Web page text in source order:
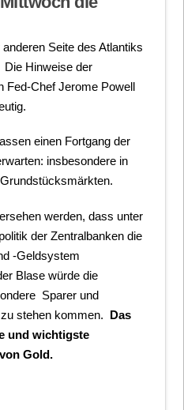
Seite des Atlantiks
Hinweise der
Fed-Chef Jerome Powell
einen Fortgang der
insbesondere in
werden, dass unter
der Zentralbanken die
-Geldsystem
Blase würde die
Sparer und
stehen kommen. Das
und wichtigste
Gold.